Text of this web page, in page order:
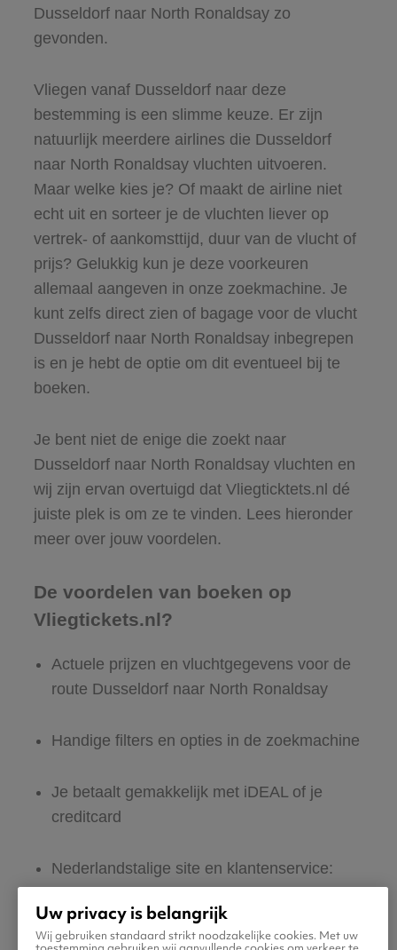
Dusseldorf naar North Ronaldsay zo
gevonden.
Vliegen vanaf Dusseldorf naar deze
bestemming is een slimme keuze. Er zijn
natuurlijk meerdere airlines die Dusseldorf
naar North Ronaldsay vluchten uitvoeren.
Maar welke kies je? Of maakt de airline niet
echt uit en sorteer je de vluchten liever op
vertrek- of aankomsttijd, duur van de vlucht of
prijs? Gelukkig kun je deze voorkeuren
allemaal aangeven in onze zoekmachine. Je
kunt zelfs direct zien of bagage voor de vlucht
Dusseldorf naar North Ronaldsay inbegrepen
is en je hebt de optie om dit eventueel bij te
boeken.
Je bent niet de enige die zoekt naar
Dusseldorf naar North Ronaldsay vluchten en
wij zijn ervan overtuigd dat Vliegticktets.nl dé
juiste plek is om ze te vinden. Lees hieronder
meer over jouw voordelen.
De voordelen van boeken op
Vliegtickets.nl?
Actuele prijzen en vluchtgegevens voor de
route Dusseldorf naar North Ronaldsay
Handige filters en opties in de zoekmachine
Je betaalt gemakkelijk met iDEAL of je
creditcard
Nederlandstalige site en klantenservice:
365 dagen per jaar bereikbaar
Zeker van veilig boeken en betalen
Uw privacy is belangrijk
Wij gebruiken standaard strikt noodzakelijke cookies. Met uw